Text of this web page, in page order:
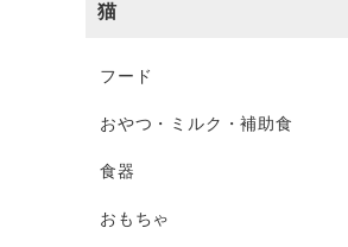
猫
フード
おやつ・ミルク・補助食
食器
おもちゃ